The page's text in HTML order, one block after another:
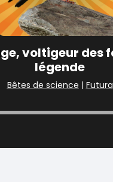
voltigeur des
légende
Bêtes de science | Futura